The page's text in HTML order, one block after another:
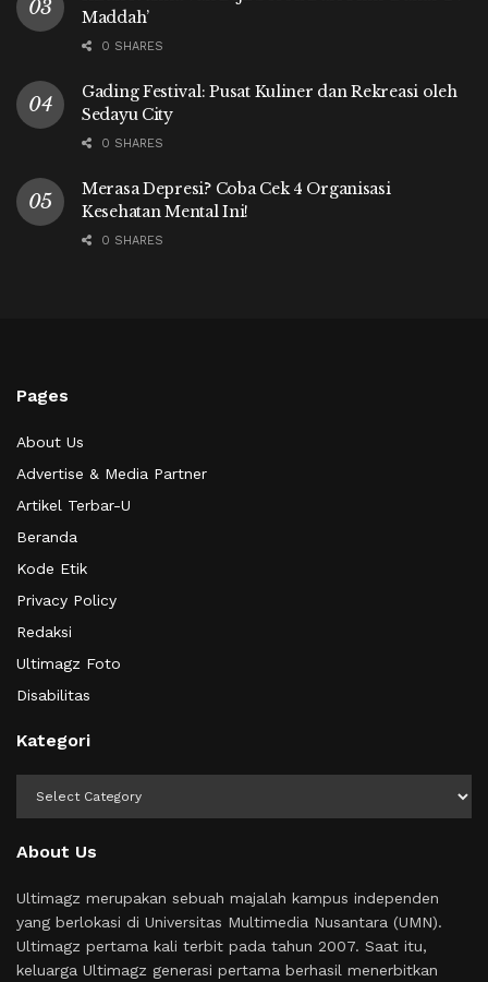
Maddah’
0 SHARES
Gading Festival: Pusat Kuliner dan Rekreasi oleh
Sedayu City
0 SHARES
Merasa Depresi? Coba Cek 4 Organisasi
Kesehatan Mental Ini!
0 SHARES
Pages
About Us
Advertise & Media Partner
Artikel Terbar-U
Beranda
Kode Etik
Privacy Policy
Redaksi
Ultimagz Foto
Disabilitas
Kategori
About Us
Ultimagz merupakan sebuah majalah kampus independen
yang berlokasi di Universitas Multimedia Nusantara (UMN).
Ultimagz pertama kali terbit pada tahun 2007. Saat itu,
keluarga Ultimagz generasi pertama berhasil menerbitkan